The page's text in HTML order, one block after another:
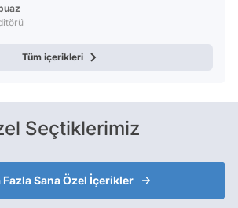
Tüm içerikleri
Seçtiklerimiz
Fazla Sana Özel İçerikler